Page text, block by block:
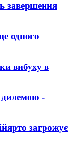
завершення
одного
вибуху в
дилемою -
загрожує